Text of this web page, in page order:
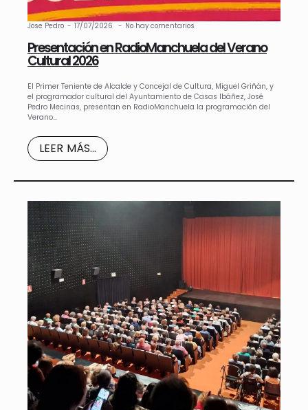
Presentación en RadioManchuela del Verano
Cultural 2026
Jose Pedro 17/07/2026 No hay comentarios
El Primer Teniente de Alcalde y Concejal de Cultura, Miguel Griñán, y
el programador cultural del Ayuntamiento de Casas Ibáñez, José
Pedro Mecinas, presentan en RadioManchuela la programación del
Verano…
LEER MÁS...